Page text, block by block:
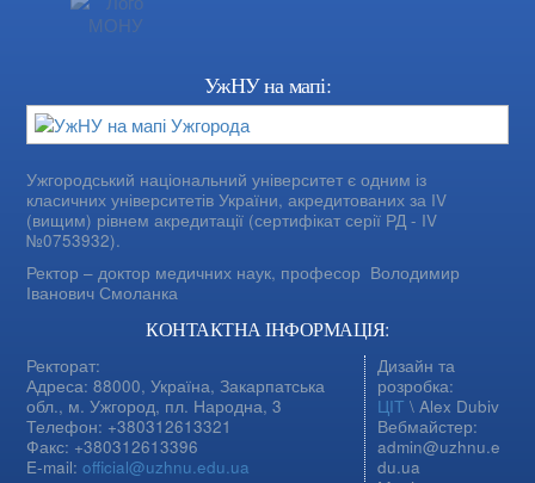
УжНУ на мапі:
Ужгородський національний університет є одним із
класичних університетів України, акредитованих за IV
(вищим) рівнем акредитації (сертифікат серії РД - IV
№0753932).
Ректор – доктор медичних наук, професор Володимир
Іванович Смоланка
КОНТАКТНА ІНФОРМАЦІЯ:
Ректорат:
Адреса: 88000, Україна, Закарпатська
обл., м. Ужгород, пл. Народна, 3
Телефон: +380312613321
Факс: +380312613396
E-mail:official@uzhnu.edu.ua
Дизайн та
розробка:
ЦІТ \ Alex Dubiv
Вебмайстер:
admin@uzhnu.e
du.ua